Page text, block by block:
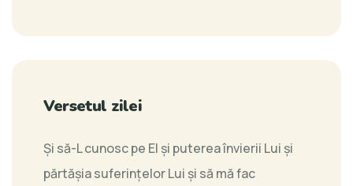
Versetul zilei
Şi să-L cunosc pe El şi puterea învierii Lui şi
părtăşia suferinţelor Lui şi să mă fac